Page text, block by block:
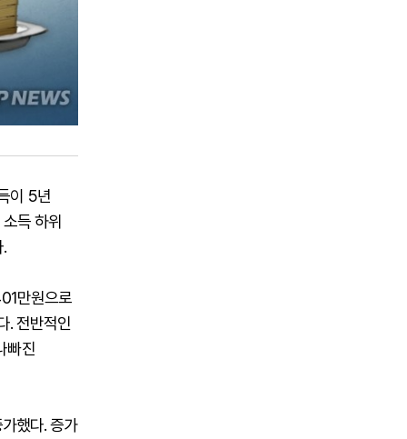
이 5년
득 하위
만원으로
. 전반적인
빠진
했다. 증가